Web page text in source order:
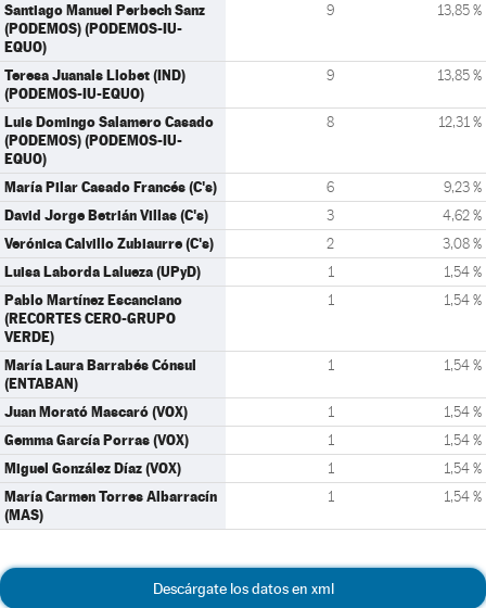
Santiago Manuel Perbech Sanz
(PODEMOS) (PODEMOS-IU-
EQUO)
9 13,85 %
Teresa Juanals Llobet (IND)
(PODEMOS-IU-EQUO)
9 13,85 %
Luis Domingo Salamero Casado
(PODEMOS) (PODEMOS-IU-
EQUO)
8 12,31 %
María Pilar Casado Francés (C's) 6 9,23 %
David Jorge Betrián Villas (C's) 3 4,62 %
Verónica Calvillo Zubiaurre (C's) 2 3,08 %
Luisa Laborda Lalueza (UPyD) 1 1,54 %
Pablo Martínez Escanciano
(RECORTES CERO-GRUPO
VERDE)
1 1,54 %
María Laura Barrabés Cónsul
(ENTABAN)
1 1,54 %
Juan Morató Mascaró (VOX) 1 1,54 %
Gemma García Porras (VOX) 1 1,54 %
Miguel González Díaz (VOX) 1 1,54 %
María Carmen Torres Albarracín
(MAS)
1 1,54 %
Descárgate los datos en xml